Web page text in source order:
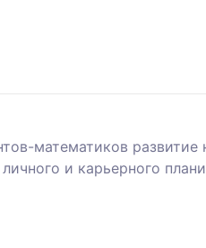
математиков
и карьерного